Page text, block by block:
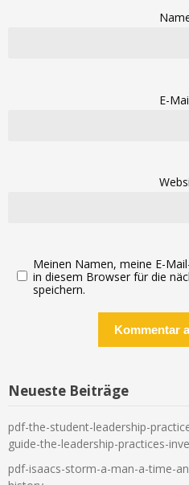
E-
Meinen Namen, meine E-
in diesem Browser für die
speichern.
Neueste Beiträge
pdf-the-student-leadership-
guide-the-leadership-practices-
pdf-isaacs-storm-a-man-a-time-